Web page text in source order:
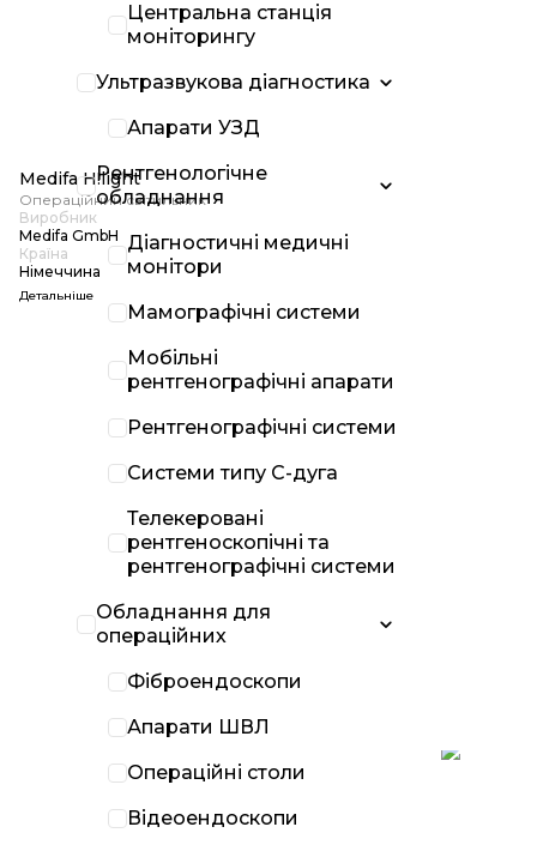
Центральна станція
моніторингу
Ультразвукова діагностика
Апарати УЗД
Рентгенологічне
обладнання
Діагностичні медичні
монітори
Мамографічні системи
Мобільні
рентгенографічні апарати
Рентгенографічні системи
Системи типу С-дуга
Телекеровані
рентгеноскопічні та
рентгенографічні системи
Обладнання для
операційних
Фіброендоскопи
Апарати ШВЛ
Операційні столи
Відеоендоскопи
Medifa H!light
Операційний світильник
Виробник
Medifa GmbH
Країна
Німеччина
Детальніше